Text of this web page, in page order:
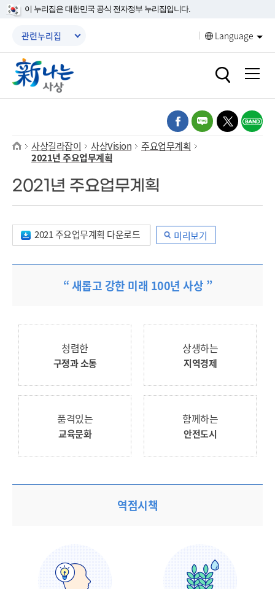
본문 바로가기
메인메뉴 바로가기
이 누리집은 대한민국 공식 전자정부 누리집입니다.
관련누리집 Language
열기
열기
열기
열기
사상길라잡이 사상Vision
주요업무계획
2021년 주요업무계획
2021년 주요업무계획
2021 주요업무계획 다운로드 미리보기
“ 새롭고 강한 미래 100년 사상 ”
청렴한
구정과 소통
상생하는
지역경제
품격있는
교육문화
함께하는
안전도시
역점시책